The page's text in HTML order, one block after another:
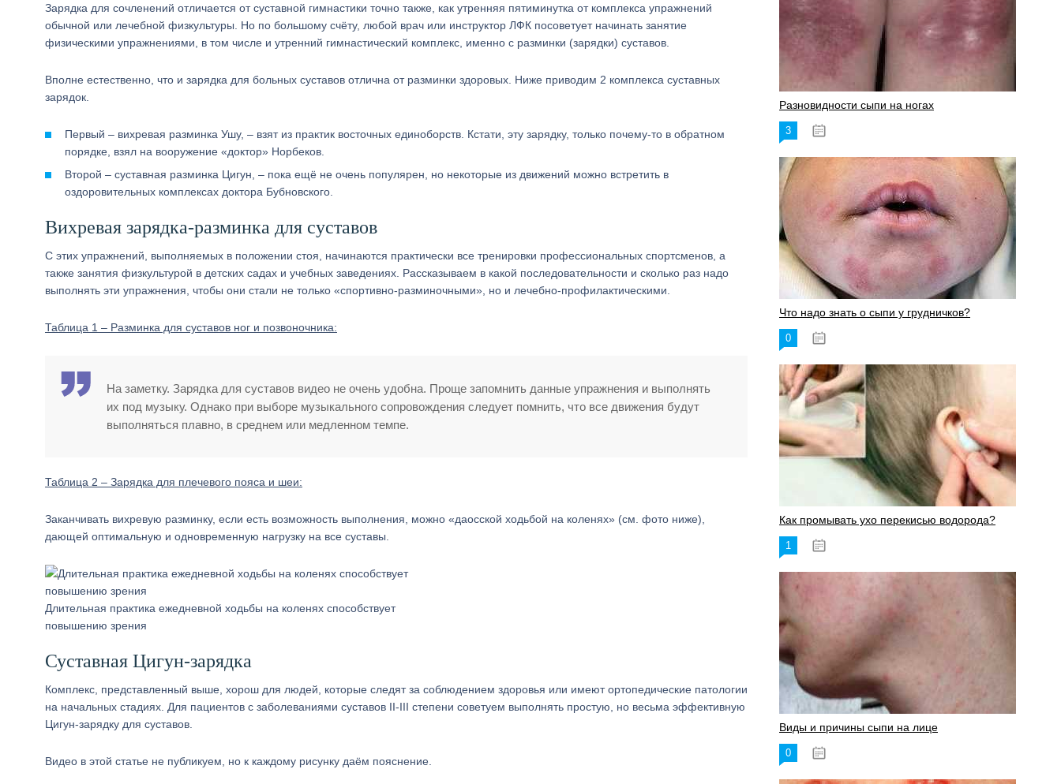
Зарядка для сочленений отличается от суставной гимнастики точно также, как утренняя пятиминутка от комплекса упражнений
обычной или лечебной физкультуры. Но по большому счёту, любой врач или инструктор ЛФК посоветует начинать занятие
физическими упражнениями, в том числе и утренний гимнастический комплекс, именно с разминки (зарядки) суставов.
Вполне естественно, что и зарядка для больных суставов отлична от разминки здоровых. Ниже приводим 2 комплекса суставных
зарядок.
Первый – вихревая разминка Ушу, – взят из практик восточных единоборств. Кстати, эту зарядку, только почему-то в обратном
порядке, взял на вооружение «доктор» Норбеков.
Второй – суставная разминка Цигун, – пока ещё не очень популярен, но некоторые из движений можно встретить в
оздоровительных комплексах доктора Бубновского.
Вихревая зарядка-разминка для суставов
С этих упражнений, выполняемых в положении стоя, начинаются практически все тренировки профессиональных спортсменов, а
также занятия физкультурой в детских садах и учебных заведениях. Рассказываем в какой последовательности и сколько раз надо
выполнять эти упражнения, чтобы они стали не только «спортивно-разминочными», но и лечебно-профилактическими.
Таблица 1 – Разминка для суставов ног и позвоночника:
На заметку. Зарядка для суставов видео не очень удобна. Проще запомнить данные упражнения и выполнять
их под музыку. Однако при выборе музыкального сопровождения следует помнить, что все движения будут
выполняться плавно, в среднем или медленном темпе.
Таблица 2 – Зарядка для плечевого пояса и шеи:
Заканчивать вихревую разминку, если есть возможность выполнения, можно «даосской ходьбой на коленях» (см. фото ниже),
дающей оптимальную и одновременную нагрузку на все суставы.
Длительная практика ежедневной ходьбы на коленях способствует
повышению зрения
Суставная Цигун-зарядка
Комплекс, представленный выше, хорош для людей, которые следят за соблюдением здоровья или имеют ортопедические патологии
на начальных стадиях. Для пациентов с заболеваниями суставов II-III степени советуем выполнять простую, но весьма эффективную
Цигун-зарядку для суставов.
Видео в этой статье не публикуем, но к каждому рисунку даём пояснение.
Разновидности сыпи на ногах
3
Что надо знать о сыпи у грудничков?
0
Как промывать ухо перекисью водорода?
1
Виды и причины сыпи на лице
0